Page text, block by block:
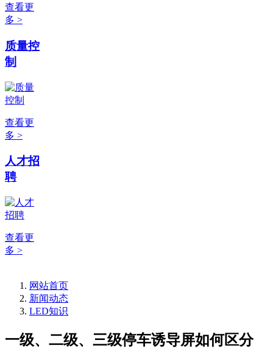
查看更
多 >
质量控
制
查看更
多 >
人才招
聘
查看更
多 >
网站首页
新闻动态
LED知识
一级、二级、三级停车诱导屏如何区分